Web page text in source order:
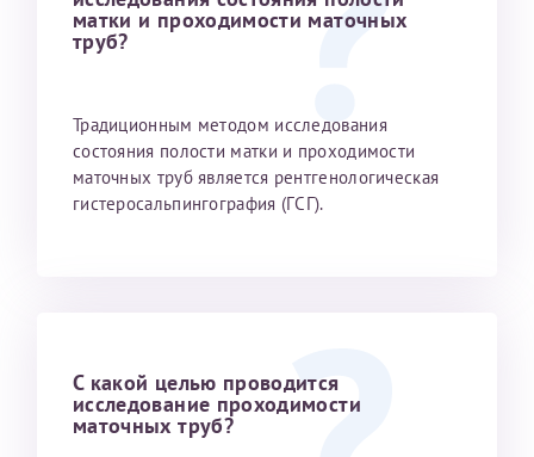
матки и проходимости маточных
труб?
Традиционным методом исследования
состояния полости матки и проходимости
маточных труб является рентгенологическая
гистеросальпингография (ГСГ).
С какой целью проводится
исследование проходимости
маточных труб?